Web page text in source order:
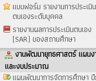
แบบฟอร์ม รายงานการประเมิน
ตนเองระดับบุคคล
รายงานผลการประเมินตนเอง
(SAR) ของสถานศึกษา
งานพัฒนายุทธศาสตร์ แผนง
และงบประมาณ
แผนพัฒนาการจัดการศึกษา ปี